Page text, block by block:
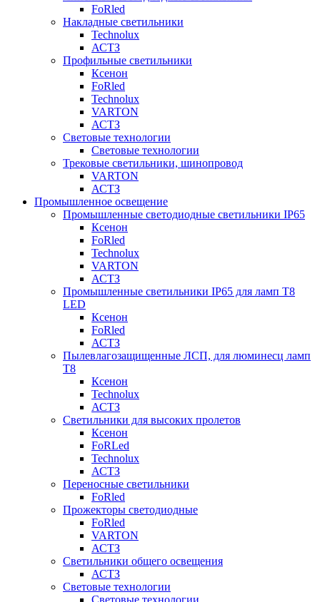
FoRled
Накладные светильники
Technolux
АСТЗ
Профильные светильники
Ксенон
FoRled
Technolux
VARTON
АСТЗ
Световые технологии
Световые технологии
Трековые светильники, шинопровод
VARTON
АСТЗ
Промышленное освещение
Промышленные светодиодные светильники IP65
Ксенон
FoRled
Technolux
VARTON
АСТЗ
Промышленные светильники IP65 для ламп Т8
LED
Ксенон
FoRled
АСТЗ
Пылевлагозащищенные ЛСП, для люминесц ламп
Т8
Ксенон
Technolux
АСТЗ
Светильники для высоких пролетов
Ксенон
FoRLed
Technolux
АСТЗ
Переносные светильники
FoRled
Прожекторы светодиодные
FoRled
VARTON
АСТЗ
Светильники общего освещения
АСТЗ
Световые технологии
Световые технологии